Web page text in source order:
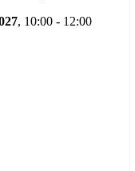
, 10:00 - 12:00